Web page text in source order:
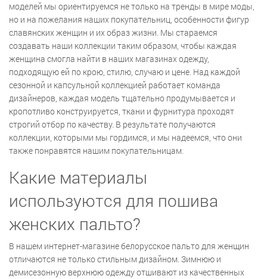
моделей мы ориентируемся не только на тренды в мире моды,
но и на пожелания наших покупательниц, особенности фигур
славянских женщин и их образ жизни. Мы стараемся
создавать наши коллекции таким образом, чтобы каждая
женщина смогла найти в наших магазинах одежду,
подходящую ей по крою, стилю, случаю и цене. Над каждой
сезонной и капсульной коллекцией работает команда
дизайнеров, каждая модель тщательно продумывается и
кропотливо конструируется, ткани и фурнитура проходят
строгий отбор по качеству. В результате получаются
коллекции, которыми мы гордимся, и мы надеемся, что они
также понравятся нашим покупательницам.
Какие материалы
используются для пошива
женских пальто?
В нашем интернет-магазине белорусское пальто для женщин
отличаются не только стильным дизайном. Зимнюю и
демисезонную верхнюю одежду отшивают из качественных